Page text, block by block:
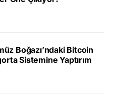
Boğazı’ndaki Bitcoin
Sistemine Yaptırım